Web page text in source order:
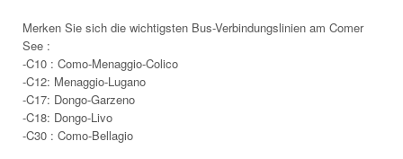
Merken Sie sich die wichtigsten Bus-Verbindungslinien am Comer
See :
-C10 : Como-Menaggio-Colico
-C12: Menaggio-Lugano
-C17: Dongo-Garzeno
-C18: Dongo-Livo
-C30 : Como-Bellagio